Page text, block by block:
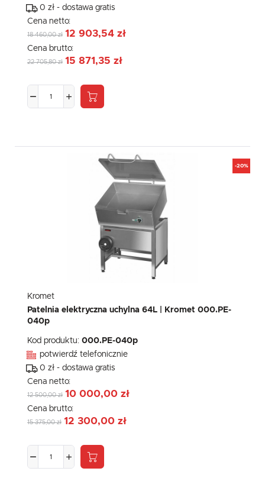
0 zł - dostawa gratis
Cena netto:
18 460,00 zł 12 903,54 zł
Cena brutto:
22 705,80 zł 15 871,35 zł
-20%
Kromet
Patelnia elektryczna uchylna 64L | Kromet 000.PE-
040p
Kod produktu: 000.PE-040p
potwierdź telefonicznie
0 zł - dostawa gratis
Cena netto:
12 500,00 zł 10 000,00 zł
Cena brutto:
15 375,00 zł 12 300,00 zł